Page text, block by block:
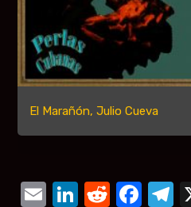
El Marañón, Julio Cueva
Email
LinkedIn